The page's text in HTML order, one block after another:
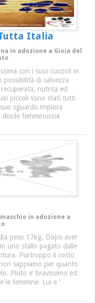
Italia
in adozione a Gioia del
con i suoi cuccioli in
possibilità di salvezza
nutrita ed
piccoli sono stati tutti
sguardo implora
femminuccia
in adozione a
peso 17kg. Dopo aver
uno stallo pagato dalle
Purtroppo il costo
sappiamo per quanto
Pluto e’ bravissimo ed
le femmine. Lui e ‘